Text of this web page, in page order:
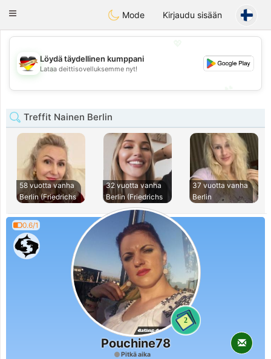
Deutsch Dating
Toggle
Mode Kirjaudu sisään
💖
💕
Löydä täydellinen kumppani
Lataa deittisovelluksemme nyt!
Treffit Nainen Berlin
58 vuotta vanha
Berlin (Friedrichs
32 vuotta vanha
Berlin (Friedrichs
37 vuotta vanha
Berlin
0.6/1
2
Pouchine78
Pitkä aika